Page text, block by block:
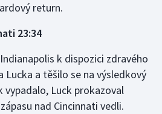
return.
23:34
k dispozici zdravého
Lucka a těšilo se na výsledkový
Luck prokazoval
nad Cincinnati vedli.